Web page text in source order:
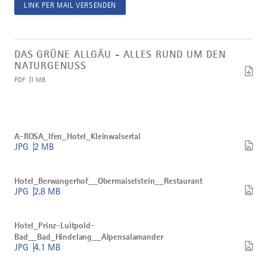
LINK PER MAIL VERSENDEN
DAS GRÜNE ALLGÄU - ALLES RUND UM DEN
NATURGENUSS
PDF 1 MB
Das
grüne
Allgäu
-
herunterladen
A-ROSA_Ifen_Hotel_Kleinwalsertal
JPG 2 MB
ROSA_Ifen_Hotel_Kleinwalsertal
herunterladen
Hotel_Berwangerhof__Obermaiselstein__Restaurant
JPG 2.8 MB
herunterladen
Hotel_Prinz-Luitpold-
Bad__Bad_Hindelang__Alpensalamander
JPG 4.1 MB
Luitpold-
Bad__Bad_Hindelang__Alpensalamander
herunterladen